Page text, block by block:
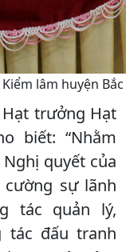
Kiểm lâm huyện
trưởng Hạt
biết: “Nhằm
quyết của
sự lãnh
tác quản lý,
tác đấu tranh